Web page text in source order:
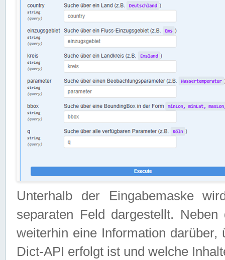
Unterhalb der Eingabemaske
separaten Feld dargestellt.
weiterhin eine Information
Dict-API erfolgt ist und welche